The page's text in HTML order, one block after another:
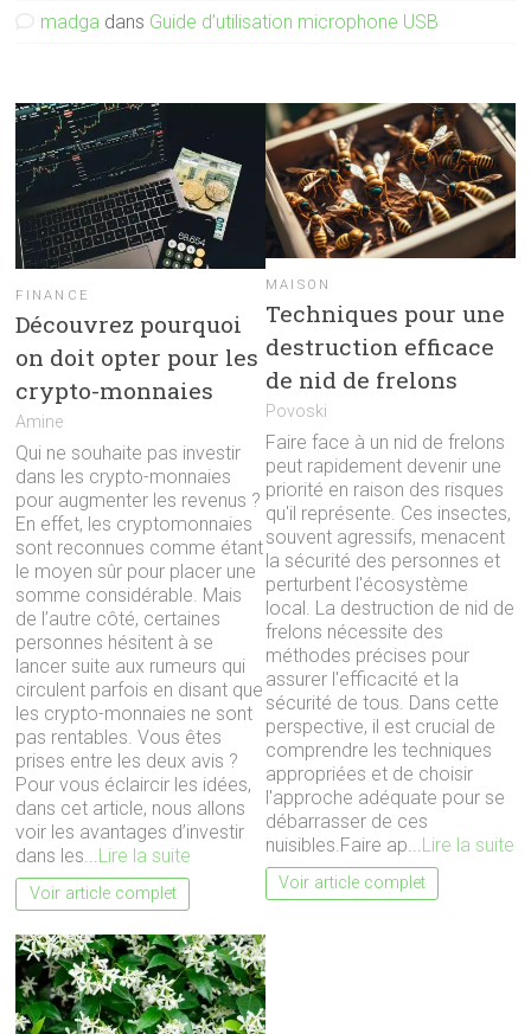
madga dans Guide d’utilisation microphone USB
FINANCE
Découvrez pourquoi
on doit opter pour les
crypto-monnaies
Amine
Qui ne souhaite pas investir
dans les crypto-monnaies
pour augmenter les revenus ?
En effet, les cryptomonnaies
sont reconnues comme étant
le moyen sûr pour placer une
somme considérable. Mais
de l’autre côté, certaines
personnes hésitent à se
lancer suite aux rumeurs qui
circulent parfois en disant que
les crypto-monnaies ne sont
pas rentables. Vous êtes
prises entre les deux avis ?
Pour vous éclaircir les idées,
dans cet article, nous allons
voir les avantages d’investir
dans les...Lire la suite
Voir article complet
MAISON
Techniques pour une
destruction efficace
de nid de frelons
Povoski
Faire face à un nid de frelons
peut rapidement devenir une
priorité en raison des risques
qu'il représente. Ces insectes,
souvent agressifs, menacent
la sécurité des personnes et
perturbent l'écosystème
local. La destruction de nid de
frelons nécessite des
méthodes précises pour
assurer l'efficacité et la
sécurité de tous. Dans cette
perspective, il est crucial de
comprendre les techniques
appropriées et de choisir
l'approche adéquate pour se
débarrasser de ces
nuisibles.Faire ap...Lire la suite
Voir article complet